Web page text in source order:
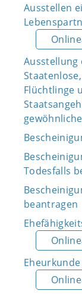
Ausstellen
Ausstellung
Flüchtlinge
Todesfalls
beantragen